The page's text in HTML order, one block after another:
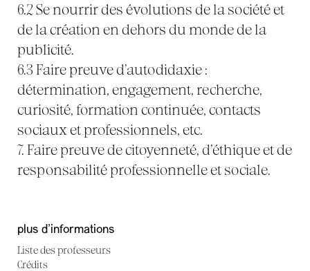
6.2 Se nourrir des évolutions de la société et
de la création en dehors du monde de la
publicité.
6.3 Faire preuve d’autodidaxie :
détermination, engagement, recherche,
curiosité, formation continuée, contacts
sociaux et professionnels, etc.
7. Faire preuve de citoyenneté, d’éthique et de
responsabilité professionnelle et sociale.
plus d'informations
Liste des professeurs
Crédits